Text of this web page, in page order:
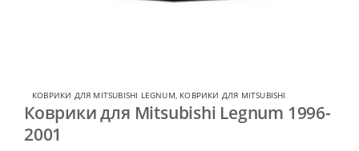
КОВРИКИ ДЛЯ MITSUBISHI LEGNUM, КОВРИКИ ДЛЯ MITSUBISHI
Коврики для Mitsubishi Legnum 1996-
2001